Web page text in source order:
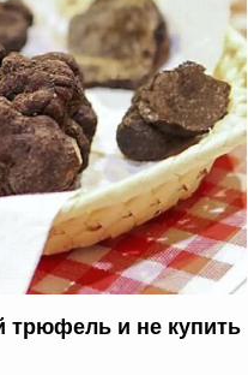
трюфель и не купить